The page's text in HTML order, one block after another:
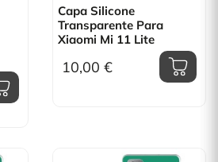
Capa Silicone
Transparente Para
Xiaomi Mi 11 Lite
10,00 €